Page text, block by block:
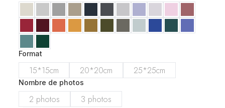
Format
15*15cm 20*20cm 25*25cm
Nombre de photos
2 photos 3 photos